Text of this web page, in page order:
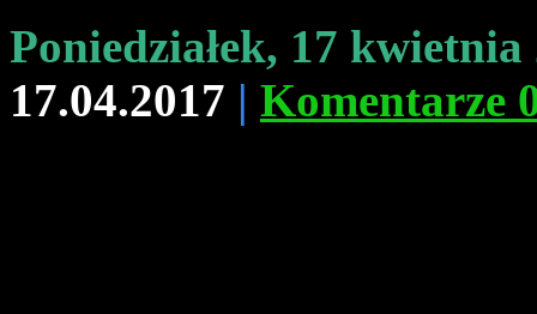
Poniedziałek, 17
17.04.2017 | Komentarze